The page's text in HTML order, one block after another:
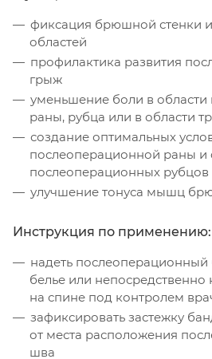
фиксация брюшной стенки
областей
профилактика развития
грыж
уменьшение боли в
раны, рубца или в области
создание оптимальных
послеоперационной раны
послеоперационных рубцов
улучшение тонуса мышц
Инструкция по применению:
надеть
белье или непосредственно
на спине под контролем
зафиксировать застежку
от места расположения
шва